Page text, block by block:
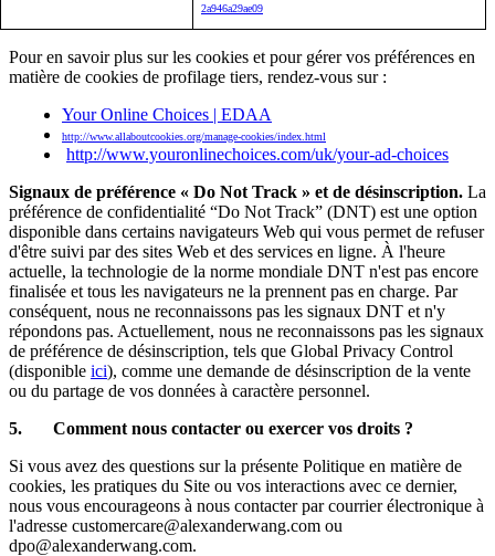
2a946a29ae09
Pour en savoir plus sur les cookies et pour gérer vos préférences en
matière de cookies de profilage tiers, rendez-vous sur :
Your Online Choices | EDAA
http://www.allaboutcookies.org/manage-cookies/index.html
http://www.youronlinechoices.com/uk/your-ad-choices
Signaux de préférence « Do Not Track » et de désinscription. La
préférence de confidentialité “Do Not Track” (DNT) est une option
disponible dans certains navigateurs Web qui vous permet de refuser
d'être suivi par des sites Web et des services en ligne. À l'heure
actuelle, la technologie de la norme mondiale DNT n'est pas encore
finalisée et tous les navigateurs ne la prennent pas en charge. Par
conséquent, nous ne reconnaissons pas les signaux DNT et n'y
répondons pas. Actuellement, nous ne reconnaissons pas les signaux
de préférence de désinscription, tels que Global Privacy Control
(disponible ici), comme une demande de désinscription de la vente
ou du partage de vos données à caractère personnel.
5. Comment nous contacter ou exercer vos droits ?
Si vous avez des questions sur la présente Politique en matière de
cookies, les pratiques du Site ou vos interactions avec ce dernier,
nous vous encourageons à nous contacter par courrier électronique à
l'adresse customercare@alexanderwang.com ou
dpo@alexanderwang.com.